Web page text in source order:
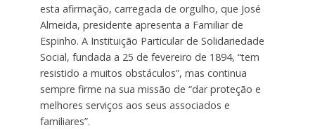
esta afirmação, carregada de orgulho, que José
Almeida, presidente apresenta a Familiar de
Espinho. A Instituição Particular de Solidariedade
Social, fundada a 25 de fevereiro de 1894, “tem
resistido a muitos obstáculos”, mas continua
sempre firme na sua missão de “dar proteção e
melhores serviços aos seus associados e
familiares”.